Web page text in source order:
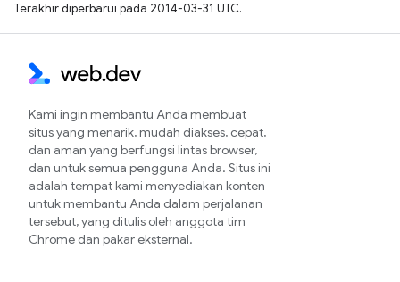
Terakhir diperbarui pada 2014-03-31 UTC.
Kami ingin membantu Anda membuat
situs yang menarik, mudah diakses, cepat,
dan aman yang berfungsi lintas browser,
dan untuk semua pengguna Anda. Situs ini
adalah tempat kami menyediakan konten
untuk membantu Anda dalam perjalanan
tersebut, yang ditulis oleh anggota tim
Chrome dan pakar eksternal.